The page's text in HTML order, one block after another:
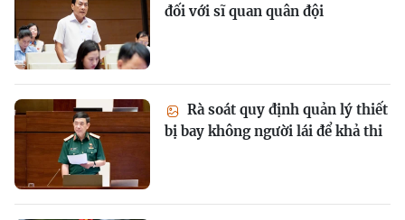
đối với sĩ quan quân đội
Rà soát quy định quản lý thiết
bị bay không người lái để khả thi